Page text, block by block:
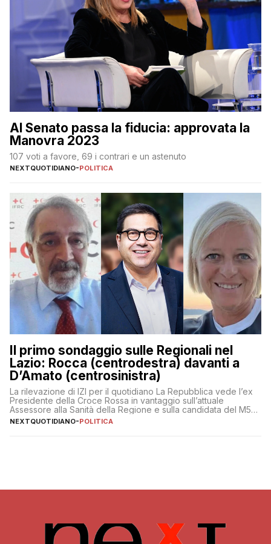
Al Senato passa la fiducia: approvata la
Manovra 2023
107 voti a favore, 69 i contrari e un astenuto
NEXTQUOTIDIANO-POLITICA
Il primo sondaggio sulle Regionali nel
Lazio: Rocca (centrodestra) davanti a
D’Amato (centrosinistra)
La rilevazione di IZI per il quotidiano La Repubblica vede l’ex
Presidente della Croce Rossa in vantaggio sull’attuale
Assessore alla Sanità della Regione e sulla candidata del M5S
Donatella Bianchi
NEXTQUOTIDIANO-POLITICA